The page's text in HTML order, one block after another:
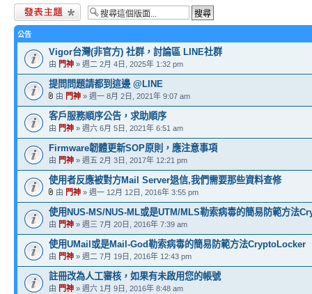
發表新主題
公告
Vigor台灣(非官方) 社群，討論區 LINE社群
由 門神 » 週二 2月 4日, 2025年 1:32 pm
提問問題請都到這邊 @LINE
由 門神 » 週一 8月 2日, 2021年 9:07 am
客戶服務順序公告，求助順序
由 門神 » 週六 6月 5日, 2021年 6:51 am
Firmware韌體更新SOP原則，應注意事項
由 門神 » 週五 2月 3日, 2017年 12:21 pm
使用者反應被對方Mail Server退信,我們需要那些資料查修
由 門神 » 週一 12月 12日, 2016年 3:55 pm
使用NUS-MS/NUS-ML或是UTM/MLS勒索病毒的簡易防範方法
由 門神 » 週三 7月 20日, 2016年 7:39 am
使用UMail或是Mail-God勒索病毒的簡易防範方法CryptoLocker
由 門神 » 週二 7月 19日, 2016年 12:43 pm
註冊改為人工審核，如果有未啟用您的帳號
由 門神 » 週六 1月 9日, 2016年 8:48 am